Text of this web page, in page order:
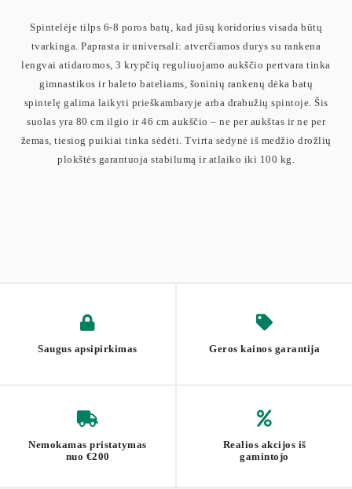
Spintelėje tilps 6-8 poros batų, kad jūsų koridorius visada būtų
tvarkinga. Paprasta ir universali: atverčiamos durys su rankena
lengvai atidaromos, 3 krypčių reguliuojamo aukščio pertvara tinka
gimnastikos ir baleto bateliams, šoninių rankenų dėka batų
spintelę galima laikyti prieškambaryje arba drabužių spintoje. Šis
suolas yra 80 cm ilgio ir 46 cm aukščio – ne per aukštas ir ne per
žemas, tiesiog puikiai tinka sėdėti. Tvirta sėdynė iš medžio drožlių
plokštės garantuoja stabilumą ir atlaiko iki 100 kg.
Saugus apsipirkimas Geros kainos garantija
Nemokamas pristatymas
nuo €200
Realios akcijos iš
gamintojo